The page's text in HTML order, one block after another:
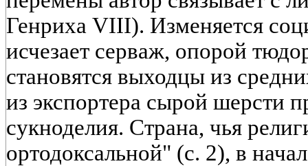
Генриха VIII). Изменяется
исчезает серваж, опорой
становятся выходцы из
из экспортера сырой шерсти
сукноделия. Страна, чья
ортодоксальной" (с. 2), в